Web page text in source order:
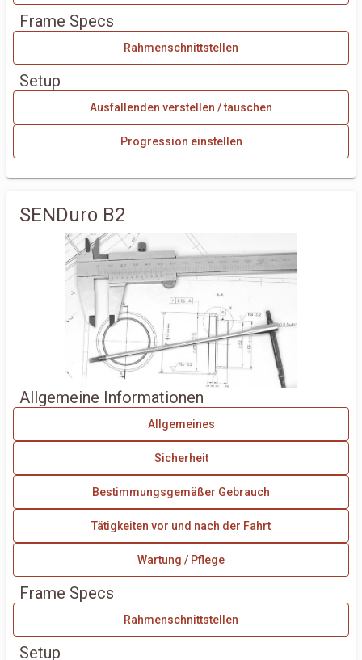
Frame Specs
Rahmenschnittstellen
Setup
Ausfallenden verstellen / tauschen
Progression einstellen
SENDuro B2
Allgemeine Informationen
Allgemeines
Sicherheit
Bestimmungsgemäßer Gebrauch
Tätigkeiten vor und nach der Fahrt
Wartung / Pflege
Frame Specs
Rahmenschnittstellen
Setup